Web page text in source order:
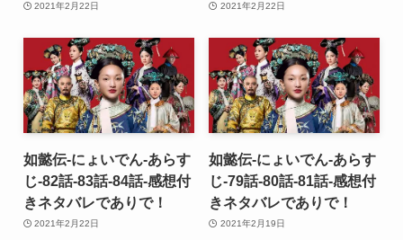
2021年2月22日 2021年2月22日
如懿伝-にょいでん-あらす
じ-82話-83話-84話-感想付
きネタバレでありで！
2021年2月22日
如懿伝-にょいでん-あらす
じ-79話-80話-81話-感想付
きネタバレでありで！
2021年2月19日